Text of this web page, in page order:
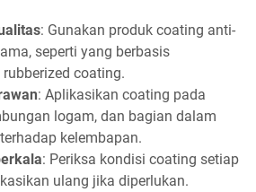
: Gunakan produk coating anti-
seperti yang berbasis
coating.
: Aplikasikan coating pada
logam, dan bagian dalam
kelembapan.
: Periksa kondisi coating setiap
ulang jika diperlukan.